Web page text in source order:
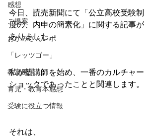
感想
ご提案
おかみさんレポ
「レッツゴー」
教室風景
育児・教育本感想
受験に役立つ情報
今日、読売新聞にて「公立高校受験制
度の、内申の簡素化」に関する記事が
ありました。
私が塾講師を始め、一番のカルチャー
ショックであったことと関連します。
それは、